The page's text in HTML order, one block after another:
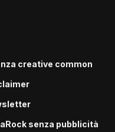
creative common
senza pubblicità